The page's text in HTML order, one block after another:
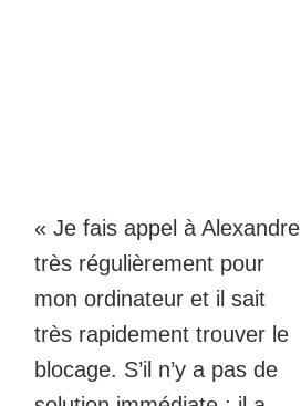
« Je fais appel à Alexandre
très régulièrement pour
mon ordinateur et il sait
très rapidement trouver le
blocage. S’il n’y a pas de